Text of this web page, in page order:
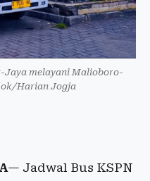
Jaya melayani Malioboro-
Harian Jogja
— Jadwal Bus KSPN